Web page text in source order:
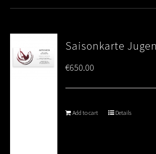
Saisonkarte
€650.00
Add to cart Details